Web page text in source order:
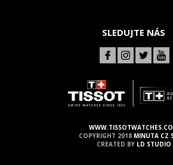
SLEDUJTE NÁS
COPYRIGHT 2018 MINUTA CZ
CREATED BY LD STUDIO